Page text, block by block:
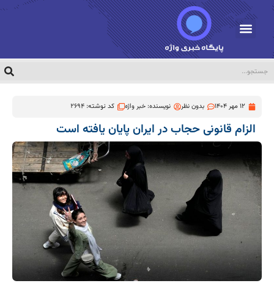
12 مهر 1404 بدون نظر نویسنده:خبر واژه کد نوشته: 2694
الزام قانونی حجاب در ایران پایان یافته است